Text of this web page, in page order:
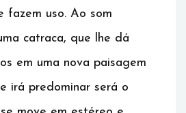
fazem uso. Ao som
catraca, que lhe dá
em uma nova paisagem
irá predominar será o